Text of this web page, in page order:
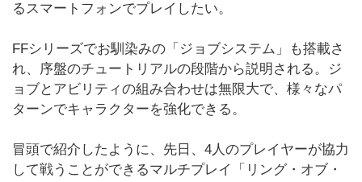
るスマートフォンでプレイしたい。
FFシリーズでお馴染みの「ジョブシステム」も搭載さ
れ、序盤のチュートリアルの段階から説明される。ジ
ョブとアビリティの組み合わせは無限大で、様々なパ
ターンでキャラクターを強化できる。
冒頭で紹介したように、先日、4人のプレイヤーが協力
して戦うことができるマルチプレイ「リング・オブ・